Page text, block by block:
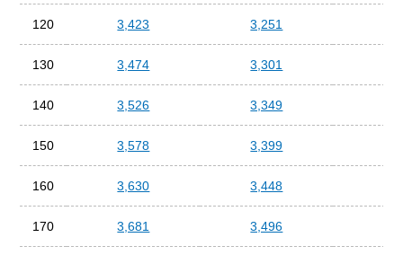
120 3,423 3,251
130 3,474 3,301
140 3,526 3,349
150 3,578 3,399
160 3,630 3,448
170 3,681 3,496